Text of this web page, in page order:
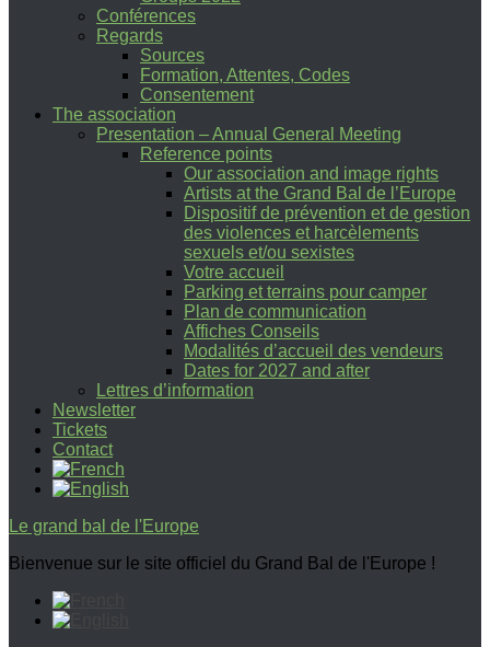
Conférences
Regards
Sources
Formation, Attentes, Codes
Consentement
The association
Presentation – Annual General Meeting
Reference points
Our association and image rights
Artists at the Grand Bal de l’Europe
Dispositif de prévention et de gestion
des violences et harcèlements
sexuels et/ou sexistes
Votre accueil
Parking et terrains pour camper
Plan de communication
Affiches Conseils
Modalités d’accueil des vendeurs
Dates for 2027 and after
Lettres d’information
Newsletter
Tickets
Contact
Le grand bal de l'Europe
Bienvenue sur le site officiel du Grand Bal de l'Europe !